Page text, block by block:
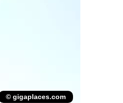
© gigaplaces.com